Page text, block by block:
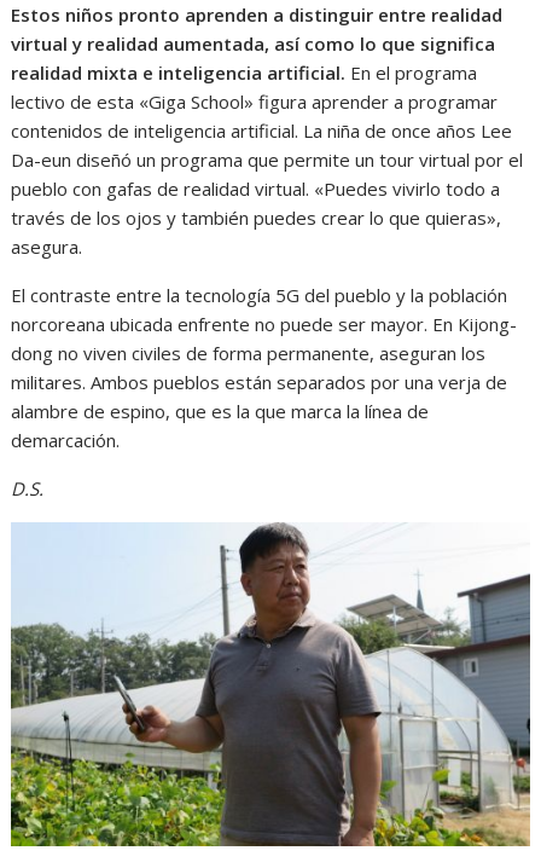
Estos niños pronto aprenden a distinguir entre realidad
virtual y realidad aumentada, así como lo que significa
realidad mixta e inteligencia artificial. En el programa
lectivo de esta «Giga School» figura aprender a programar
contenidos de inteligencia artificial. La niña de once años Lee
Da-eun diseñó un programa que permite un tour virtual por el
pueblo con gafas de realidad virtual. «Puedes vivirlo todo a
través de los ojos y también puedes crear lo que quieras»,
asegura.
El contraste entre la tecnología 5G del pueblo y la población
norcoreana ubicada enfrente no puede ser mayor. En Kijong-
dong no viven civiles de forma permanente, aseguran los
militares. Ambos pueblos están separados por una verja de
alambre de espino, que es la que marca la línea de
demarcación.
D.S.